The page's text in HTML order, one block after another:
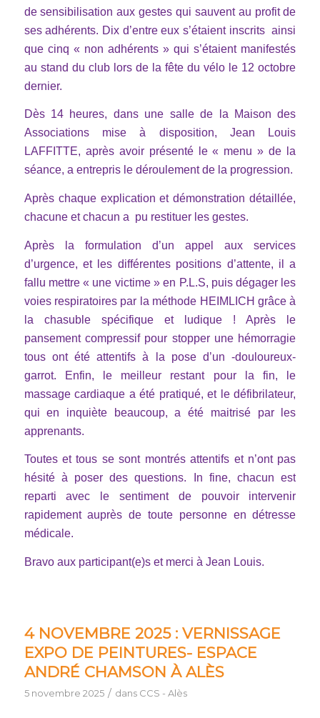
de sensibilisation aux gestes qui sauvent au profit de
ses adhérents. Dix d’entre eux s’étaient inscrits ainsi
que cinq « non adhérents » qui s’étaient manifestés
au stand du club lors de la fête du vélo le 12 octobre
dernier.
Dès 14 heures, dans une salle de la Maison des
Associations mise à disposition, Jean Louis
LAFFITTE, après avoir présenté le « menu » de la
séance, a entrepris le déroulement de la progression.
Après chaque explication et démonstration détaillée,
chacune et chacun a pu restituer les gestes.
Après la formulation d’un appel aux services
d’urgence, et les différentes positions d’attente, il a
fallu mettre « une victime » en P.L.S, puis dégager les
voies respiratoires par la méthode HEIMLICH grâce à
la chasuble spécifique et ludique ! Après le
pansement compressif pour stopper une hémorragie
tous ont été attentifs à la pose d’un -douloureux-
garrot. Enfin, le meilleur restant pour la fin, le
massage cardiaque a été pratiqué, et le défibrilateur,
qui en inquiète beaucoup, a été maitrisé par les
apprenants.
Toutes et tous se sont montrés attentifs et n’ont pas
hésité à poser des questions. In fine, chacun est
reparti avec le sentiment de pouvoir intervenir
rapidement auprès de toute personne en détresse
médicale.
Bravo aux participant(e)s et merci à Jean Louis.
4 NOVEMBRE 2025 : VERNISSAGE
EXPO DE PEINTURES- ESPACE
ANDRÉ CHAMSON À ALÈS
5 novembre 2025 / dans CCS - Alès